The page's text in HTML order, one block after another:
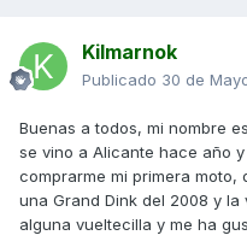
Kilmarnok
Publicado 30 de
Buenas a todos, mi nombre
se vino a Alicante hace año
comprarme mi primera moto,
una Grand Dink del 2008 y
alguna vueltecilla y me ha